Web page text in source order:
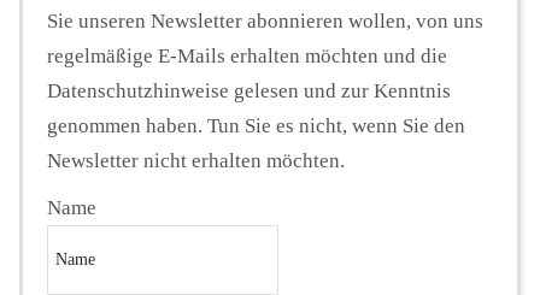
Sie unseren Newsletter abonnieren wollen, von uns
regelmäßige E-Mails erhalten möchten und die
Datenschutzhinweise gelesen und zur Kenntnis
genommen haben. Tun Sie es nicht, wenn Sie den
Newsletter nicht erhalten möchten.
Name